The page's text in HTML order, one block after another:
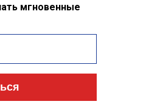
мгновенные